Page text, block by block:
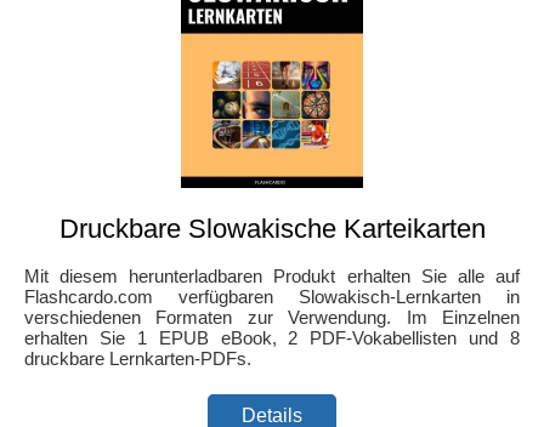
Druckbare Slowakische Karteikarten
Mit diesem herunterladbaren Produkt erhalten Sie alle auf
Flashcardo.com verfügbaren Slowakisch-Lernkarten in
verschiedenen Formaten zur Verwendung. Im Einzelnen
erhalten Sie 1 EPUB eBook, 2 PDF-Vokabellisten und 8
druckbare Lernkarten-PDFs.
Details